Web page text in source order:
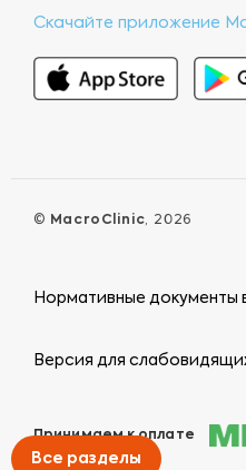
Скачайте приложение
© MacroClinic, 2026
Нормативные документы
Версия для
Принимаем к оплате
Все разделы